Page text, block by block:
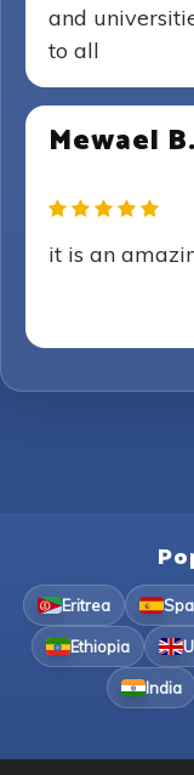
and
to all
Mewael B.
it is an
Eritrea
Ethiopia
India